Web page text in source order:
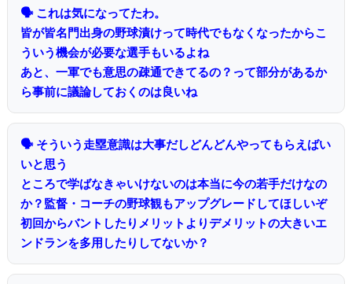
🗣 これは気になってたわ。
皆が皆名門出身の野球漬けって時代でもなくなったからこ
ういう機会が必要な選手もいるよね
あと、一軍でも意思の疎通できてるの？って部分があるか
ら事前に議論しておくのは良いね
🗣 そういう走塁意識は大事だしどんどんやってもらえばい
いと思う
ところで学ばなきゃいけないのは本当に今の若手だけなの
か？監督・コーチの野球観もアップグレードしてほしいぞ
初回からバントしたりメリットよりデメリットの大きいエ
ンドランを多用したりしてないか？